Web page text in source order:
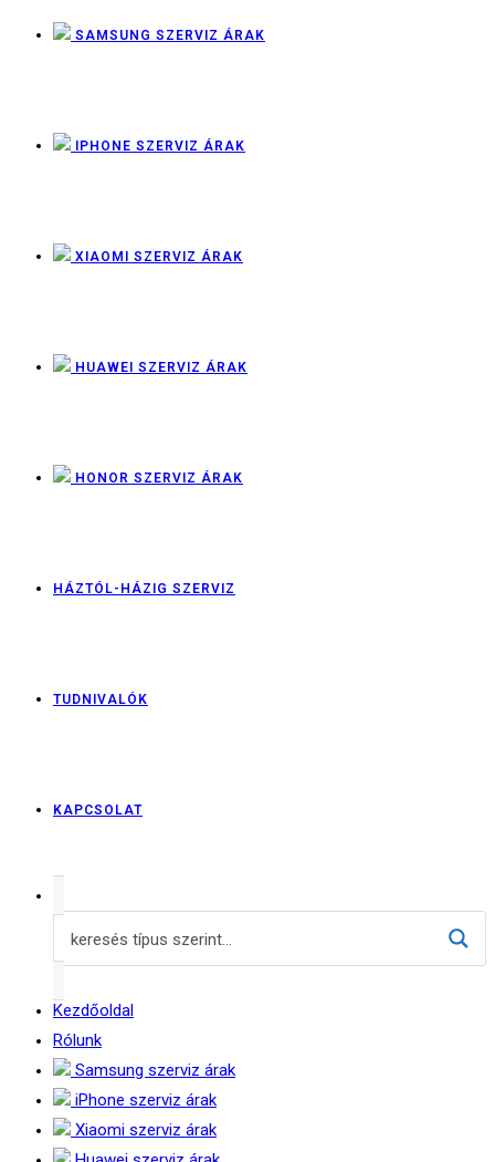
SAMSUNG SZERVIZ ÁRAK
IPHONE SZERVIZ ÁRAK
XIAOMI SZERVIZ ÁRAK
HUAWEI SZERVIZ ÁRAK
HONOR SZERVIZ ÁRAK
HÁZTÓL-HÁZIG SZERVIZ
TUDNIVALÓK
KAPCSOLAT
Kezdőoldal
Rólunk
Samsung szerviz árak
iPhone szerviz árak
Xiaomi szerviz árak